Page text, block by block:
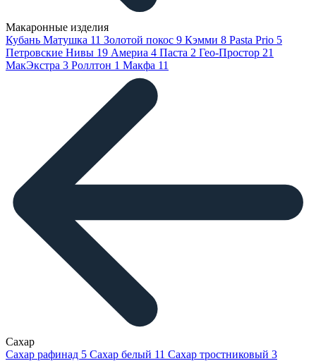
Макаронные изделия
Кубань Матушка 11 Золотой покос 9 Кэмми 8 Pasta Prio 5
Петровские Нивы 19 Америа 4 Паста 2 Гео-Простор 21
МакЭкстра 3 Роллтон 1 Макфа 11
Сахар
Сахар рафинад 5 Сахар белый 11 Сахар тростниковый 3